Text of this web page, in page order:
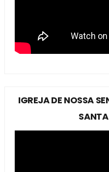
IGREJA DE NOSSA